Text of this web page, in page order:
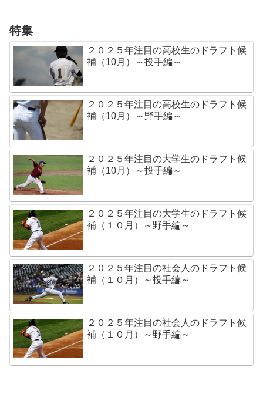
特集
２０２５年注目の高校生のドラフト候
補（10月）～投手編～
２０２５年注目の高校生のドラフト候
補（10月）～野手編～
２０２５年注目の大学生のドラフト候
補（10月）～投手編～
２０２５年注目の大学生のドラフト候
補（１０月）～野手編～
２０２５年注目の社会人のドラフト候
補（１０月）～投手編～
２０２５年注目の社会人のドラフト候
補（１０月）～野手編～